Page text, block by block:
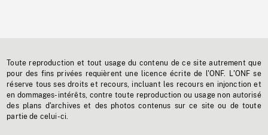
Toute reproduction et tout usage du contenu de ce site autrement que
pour des fins privées requièrent une licence écrite de l'ONF. L'ONF se
réserve tous ses droits et recours, incluant les recours en injonction et
en dommages-intérêts, contre toute reproduction ou usage non autorisé
des plans d'archives et des photos contenus sur ce site ou de toute
partie de celui-ci.